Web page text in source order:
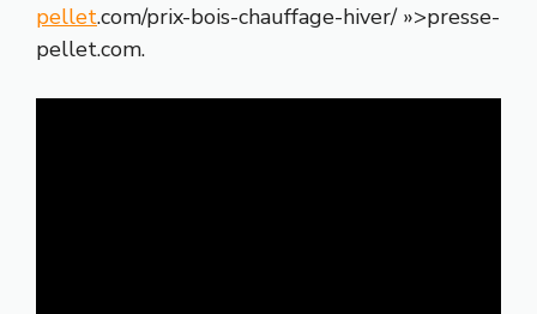
pellet.com/prix-bois-chauffage-hiver/ »>presse-
pellet.com.